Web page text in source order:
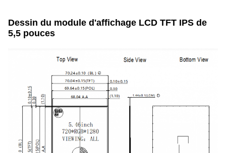
Dessin du module d'affichage LCD TFT IPS de
5,5 pouces